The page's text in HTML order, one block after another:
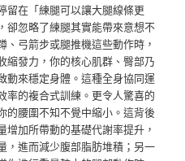
留在「練腿可以讓大腿線條更
卻忽略了練腿其實能帶來意想不
弓箭步或腿推機這些動作時，
縮發力，你的核心肌群、臀部乃
動來穩定身體。這種全身協同運
率的複合式訓練。更令人驚喜的
的腰圍不知不覺中縮小。這背後
加所帶動的基礎代謝率提升，
，進而減少腹部脂肪堆積；另一